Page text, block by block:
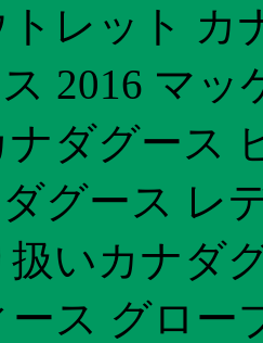
トレット カ
2016 マ
ダグース
グース レ
扱いカナダ
ース グロー